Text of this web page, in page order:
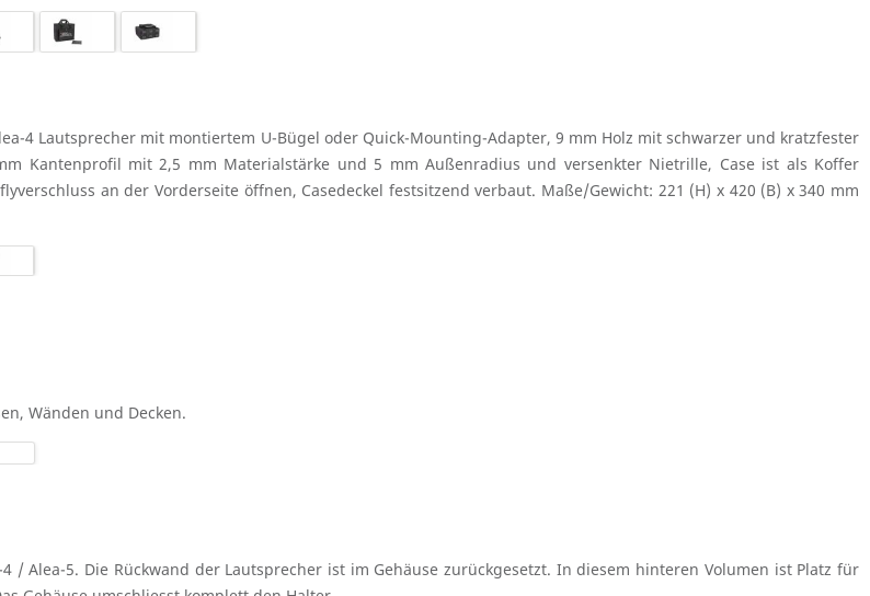
4 Lautsprecher mit montiertem U-Bügel oder Quick-Mounting-Adapter, 9 mm Holz mit schwarzer und kratzfester
Kantenprofil mit 2,5 mm Materialstärke und 5 mm Außenradius und versenkter Nietrille, Case ist als Koffer
an der Vorderseite öffnen, Casedeckel festsitzend verbaut. Maße/Gewicht: 221 (H) x 420 (B) x 340 mm
Wänden und Decken.
Alea-5. Die Rückwand der Lautsprecher ist im Gehäuse zurückgesetzt. In diesem hinteren Volumen ist Platz für